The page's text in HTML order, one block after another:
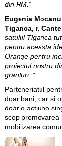
din RM. ”
Eugenia
Tiganca, r.
satului Tiganca
pentru aceasta
Orange pentru
proiectul nostru
granturi. ”
Parteneriatul
doar bani, dar si
doar o actiune
scop promovarea
mobilizarea